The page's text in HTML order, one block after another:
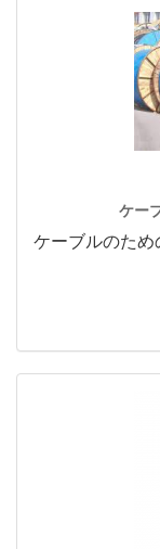
ケー
ケーブルのた